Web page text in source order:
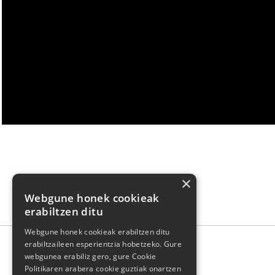
×
Webgune honek cookieak
erabiltzen ditu
Webgune honek cookieak erabiltzen ditu
erabiltzaileen esperientzia hobetzeko. Gure
webgunea erabiliz gero, gure Cookie
Politikaren arabera cookie guztiak onartzen